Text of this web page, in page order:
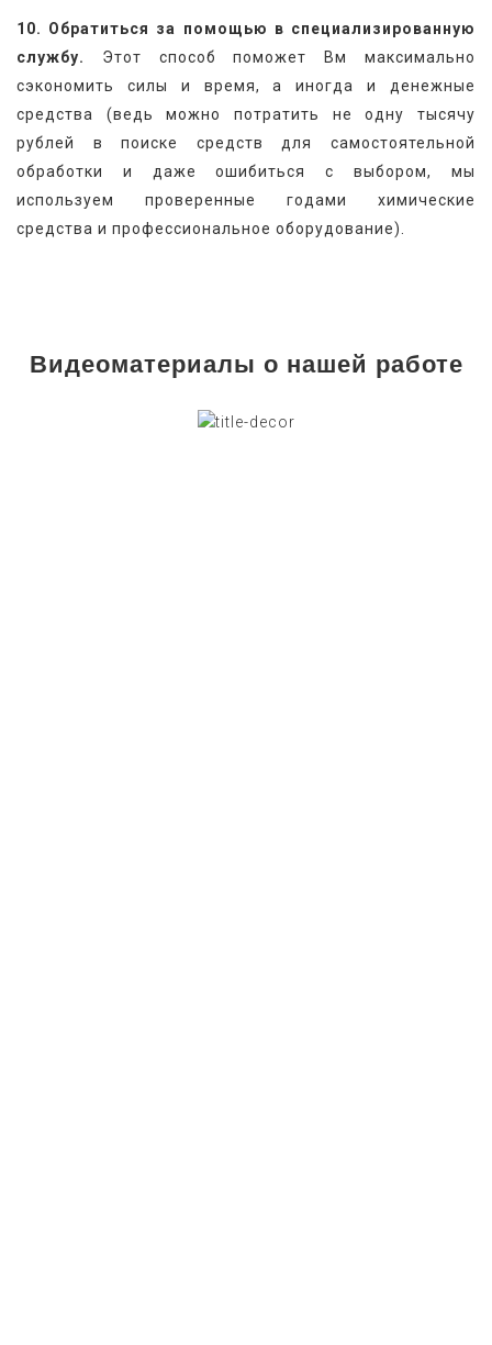
10. Обратиться за помощью в специализированную
службу.
Этот способ поможет Вм максимально
сэкономить силы и время, а иногда и денежные
средства (ведь можно потратить не одну тысячу
рублей в поиске средств для самостоятельной
обработки и даже ошибиться с выбором, мы
используем проверенные годами химические
средства и профессиональное оборудование).
Видеоматериалы о нашей работе